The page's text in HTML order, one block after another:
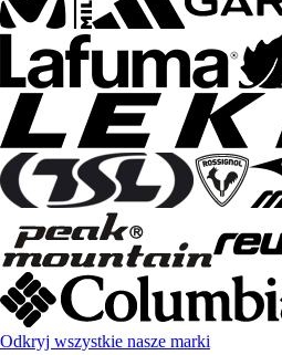
Odkryj wszystkie nasze marki